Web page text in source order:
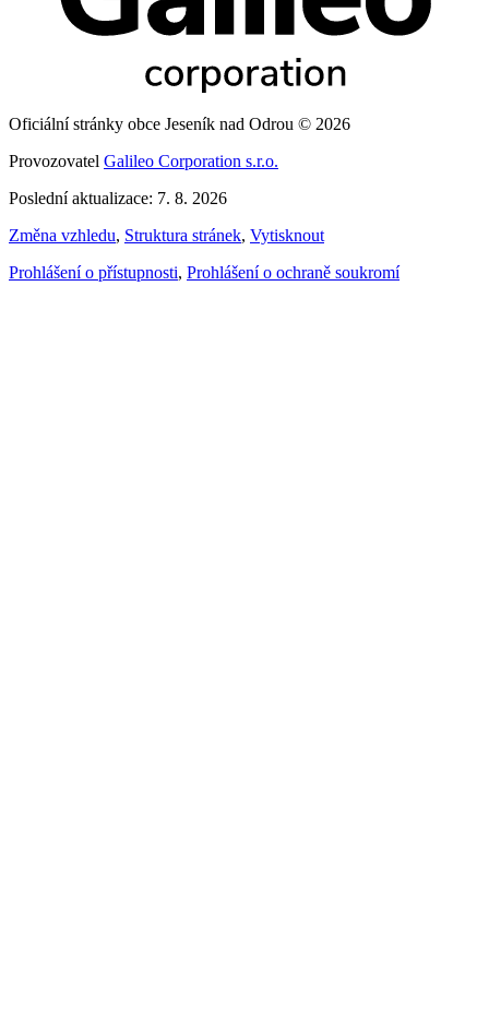
Oficiální stránky obce Jeseník nad Odrou © 2026
Provozovatel Galileo Corporation s.r.o.
Poslední aktualizace: 7. 8. 2026
Změna vzhledu, Struktura stránek, Vytisknout
Prohlášení o přístupnosti, Prohlášení o ochraně soukromí